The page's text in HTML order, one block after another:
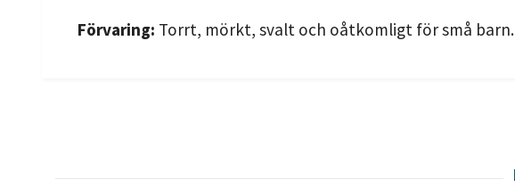
Förvaring: Torrt, mörkt, svalt och oåtkomligt för små barn.